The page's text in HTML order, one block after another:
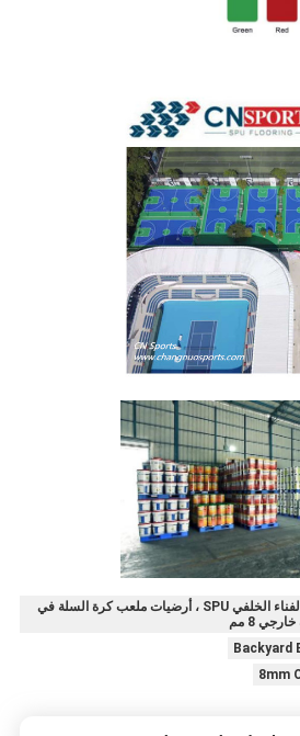
أرضيات ملعب كرة السلة في الفناء الخلفي SPU ، أرضيات ملعب كرة السلة في
8 مم
Backyard
8mm